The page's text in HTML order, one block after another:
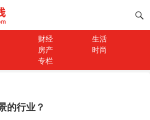
财经
生活
房产
时尚
专栏
的行业？